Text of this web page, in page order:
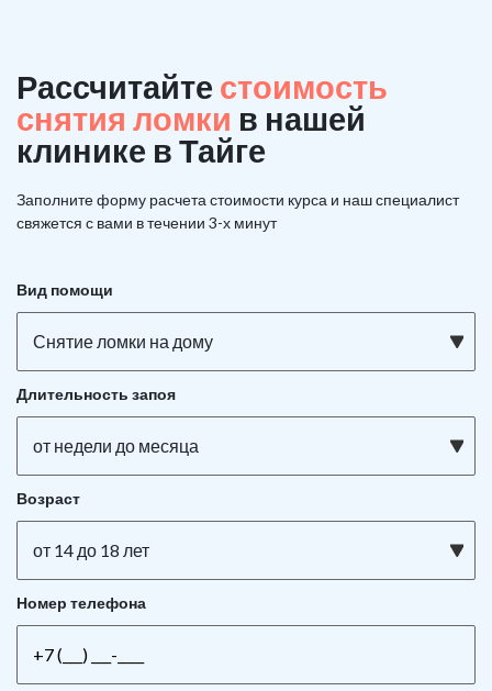
Рассчитайте стоимость
снятия ломки в нашей
клинике в Тайге
Заполните форму расчета стоимости курса и наш специалист
свяжется с вами в течении 3-х минут
Вид помощи
Снятие ломки на дому
Длительность запоя
от недели до месяца
Возраст
от 14 до 18 лет
Номер телефона